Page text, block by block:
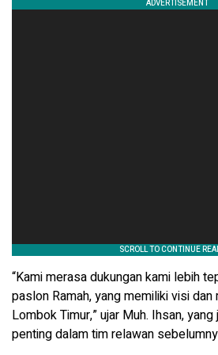
“Kami merasa dukungan kami lebih
paslon Ramah, yang memiliki visi
Lombok Timur,” ujar Muh. Ihsan,
penting dalam tim relawan